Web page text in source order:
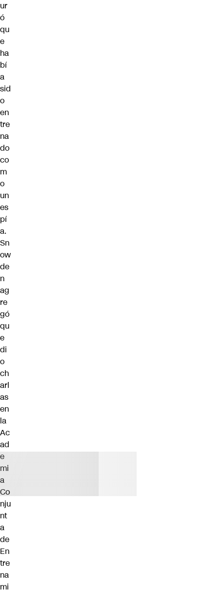
ur
ó
qu
e
ha
bí
a
sid
o
en
tre
na
do
co
m
o
un
es
pí
a.
Sn
ow
de
n
ag
re
gó
qu
e
di
o
ch
arl
as
en
la
Ac
ad
e
mi
a
Co
nju
nt
a
de
En
tre
na
mi